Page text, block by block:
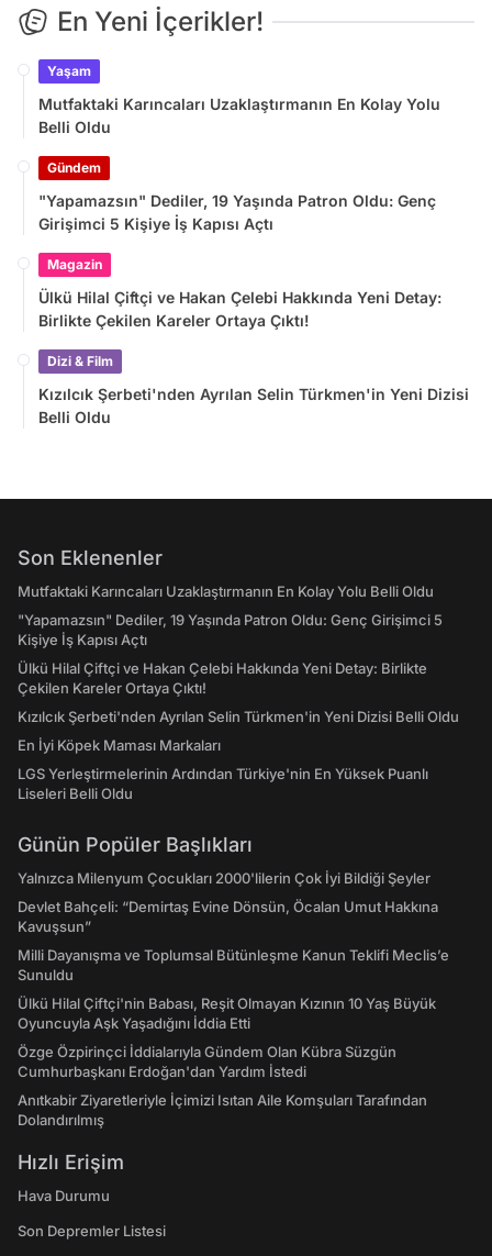
En Yeni İçerikler!
Yaşam
Mutfaktaki Karıncaları Uzaklaştırmanın En Kolay Yolu
Belli Oldu
Gündem
"Yapamazsın" Dediler, 19 Yaşında Patron Oldu: Genç
Girişimci 5 Kişiye İş Kapısı Açtı
Magazin
Ülkü Hilal Çiftçi ve Hakan Çelebi Hakkında Yeni Detay:
Birlikte Çekilen Kareler Ortaya Çıktı!
Dizi & Film
Kızılcık Şerbeti'nden Ayrılan Selin Türkmen'in Yeni Dizisi
Belli Oldu
Son Eklenenler
Mutfaktaki Karıncaları Uzaklaştırmanın En Kolay Yolu Belli Oldu
"Yapamazsın" Dediler, 19 Yaşında Patron Oldu: Genç Girişimci 5
Kişiye İş Kapısı Açtı
Ülkü Hilal Çiftçi ve Hakan Çelebi Hakkında Yeni Detay: Birlikte
Çekilen Kareler Ortaya Çıktı!
Kızılcık Şerbeti'nden Ayrılan Selin Türkmen'in Yeni Dizisi Belli Oldu
En İyi Köpek Maması Markaları
LGS Yerleştirmelerinin Ardından Türkiye'nin En Yüksek Puanlı
Liseleri Belli Oldu
Günün Popüler Başlıkları
Yalnızca Milenyum Çocukları 2000'lilerin Çok İyi Bildiği Şeyler
Devlet Bahçeli: “Demirtaş Evine Dönsün, Öcalan Umut Hakkına
Kavuşsun”
Milli Dayanışma ve Toplumsal Bütünleşme Kanun Teklifi Meclis’e
Sunuldu
Ülkü Hilal Çiftçi'nin Babası, Reşit Olmayan Kızının 10 Yaş Büyük
Oyuncuyla Aşk Yaşadığını İddia Etti
Özge Özpirinçci İddialarıyla Gündem Olan Kübra Süzgün
Cumhurbaşkanı Erdoğan'dan Yardım İstedi
Anıtkabir Ziyaretleriyle İçimizi Isıtan Aile Komşuları Tarafından
Dolandırılmış
Hızlı Erişim
Hava Durumu
Son Depremler Listesi